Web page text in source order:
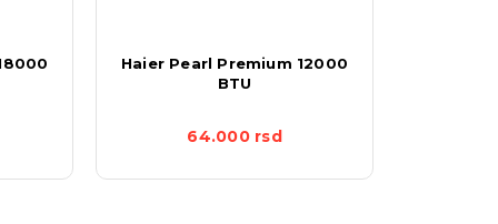
Haier Pearl Premium 12000
BTU
64.000 rsd